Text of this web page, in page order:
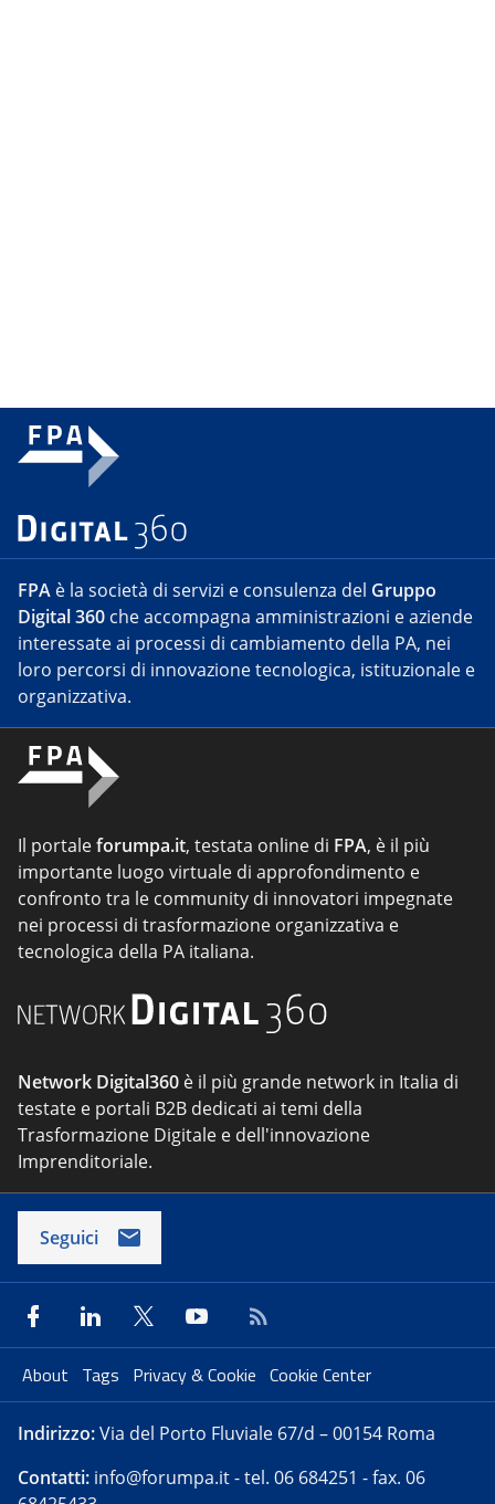
FPA è la società di servizi e consulenza del Gruppo
Digital 360 che accompagna amministrazioni e aziende
interessate ai processi di cambiamento della PA, nei
loro percorsi di innovazione tecnologica, istituzionale e
organizzativa.
Il portaleforumpa.it, testata online di FPA, è il più
importante luogo virtuale di approfondimento e
confronto tra le community di innovatori impegnate
nei processi di trasformazione organizzativa e
tecnologica della PA italiana.
Network Digital360 è il più grande network in Italia di
testate e portali B2B dedicati ai temi della
Trasformazione Digitale e dell'innovazione
Imprenditoriale.
Seguici
About Tags Privacy & Cookie Cookie Center
Indirizzo:Via del Porto Fluviale 67/d – 00154 Roma
Contatti: info@forumpa.it- tel. 06 684251 - fax. 06